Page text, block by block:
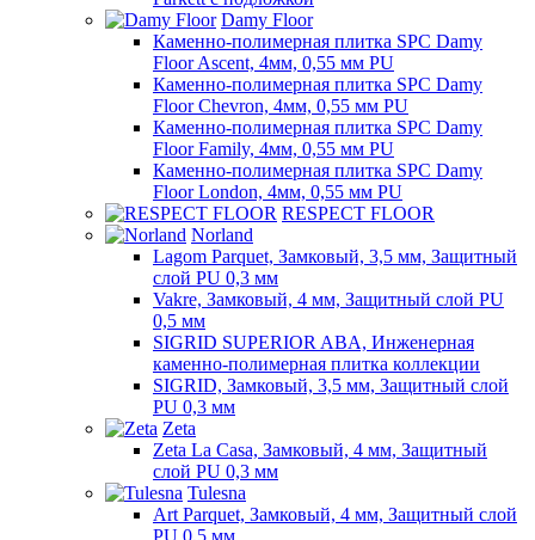
Damy Floor
Каменно-полимерная плитка SPC Damy
Floor Ascent, 4мм, 0,55 мм PU
Каменно-полимерная плитка SPC Damy
Floor Chevron, 4мм, 0,55 мм PU
Каменно-полимерная плитка SPC Damy
Floor Family, 4мм, 0,55 мм PU
Каменно-полимерная плитка SPC Damy
Floor London, 4мм, 0,55 мм PU
RESPECT FLOOR
Norland
Lagom Parquet, Замковый, 3,5 мм, Защитный
слой PU 0,3 мм
Vakre, Замковый, 4 мм, Защитный слой PU
0,5 мм
SIGRID SUPERIOR ABA, Инженерная
каменно-полимерная плитка коллекции
SIGRID, Замковый, 3,5 мм, Защитный слой
PU 0,3 мм
Zeta
Zeta La Casa, Замковый, 4 мм, Защитный
слой PU 0,3 мм
Tulesna
Art Parquet, Замковый, 4 мм, Защитный слой
PU 0,5 мм